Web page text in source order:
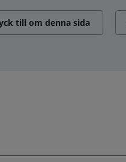
till om denna sida